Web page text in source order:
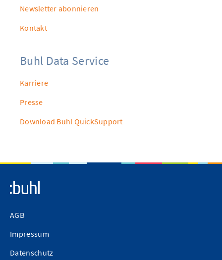
Newsletter abonnieren
Kontakt
Buhl Data Service
Karriere
Presse
Download Buhl QuickSupport
AGB
Impressum
Datenschutz